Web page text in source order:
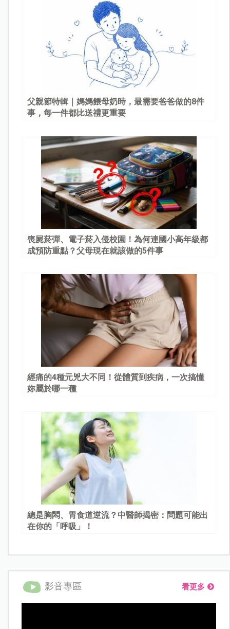
父親節特輯｜媽媽餵母奶時，最需要爸爸做的8件
事，每一件都比送禮更重要
喪屍菸彈、電子菸入侵校園！為何連國小高年級都
成預防重點？父母現在就該做的5件事
經痛的4種元兇大不同！從體質到疾病，一次搞懂
妳屬於哪一種
總是胸悶、胃食道逆流？中醫師揭密：問題可能出
在你的「呼吸」！
影音專區 看更多